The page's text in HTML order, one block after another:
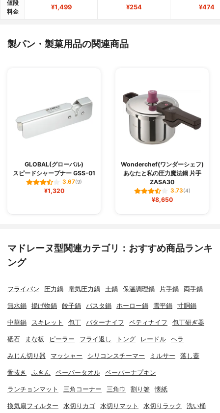
値段
料金
¥1,499 ¥254 ¥474
製パン・製菓用品の関連商品
GLOBAL(グローバル)
スピードシャープナー GSS-01
3.67(9)
¥1,320
Wonderchef(ワンダーシェフ)
あなたと私の圧力魔法鍋 片手
ZASA30
3.73(4)
¥8,650
マドレーヌ型関連カテゴリ：おすすめ商品ランキ
ング
フライパン 圧力鍋 電気圧力鍋 土鍋 保温調理鍋 片手鍋 両手鍋
無水鍋 揚げ物鍋 餃子鍋 パスタ鍋 ホーロー鍋 雪平鍋 寸胴鍋
中華鍋 スキレット 包丁 バターナイフ ペティナイフ 包丁研ぎ器
砥石 まな板 ピーラー フライ返し トング レードル ヘラ
みじん切り器 マッシャー シリコンスチーマー ミルサー 落し蓋
骨抜き ふきん ペーパータオル ペーパーナプキン
ランチョンマット 三角コーナー 三角巾 割り箸 懐紙
換気扇フィルター 水切りカゴ 水切りマット 水切りラック 洗い桶